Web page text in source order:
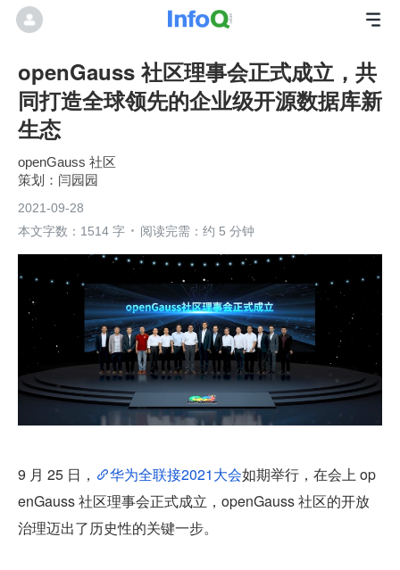
openGauss 社区理事会正式成立，共
同打造全球领先的企业级开源数据库新
生态
openGauss 社区
闫园园
2021-09-28
本文字数：1514 字
阅读完需：约 5 分钟
9 月 25 日， 华为全联接2021大会如期举行，在会上 op
enGauss 社区理事会正式成立，openGauss 社区的开放
治理迈出了历史性的关键一步。